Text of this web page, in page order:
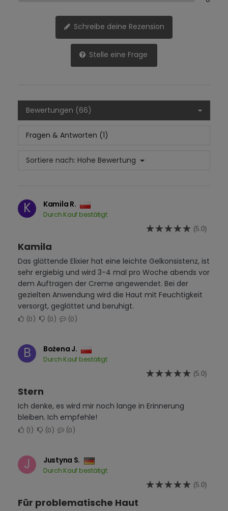
Schreibe deine Rezension
Stelle eine Frage
Bewertungen (66)
Fragen & Antworten (1)
Sortiere nach: Hohe Bewertung
K Kamila R.
Durch Kauf bestätigt
(5.0)
Kamila
Das glättende Elixier hat eine leichte Gelkonsistenz, ist
sehr ergiebig und wird 3-4 mal pro Woche abends vor
dem Auftragen der Creme angewendet. Bei der
gezielten Anwendung wird die Haut mit Feuchtigkeit
versorgt, geglättet und beruhigt.
0 0 0
B Bożena J.
Durch Kauf bestätigt
(5.0)
Stern
Ich denke, es wird mir noch lange in Erinnerung
bleiben. Ich empfehle!
1 0 0
J Justyna S.
Durch Kauf bestätigt
(5.0)
Für problematische Haut